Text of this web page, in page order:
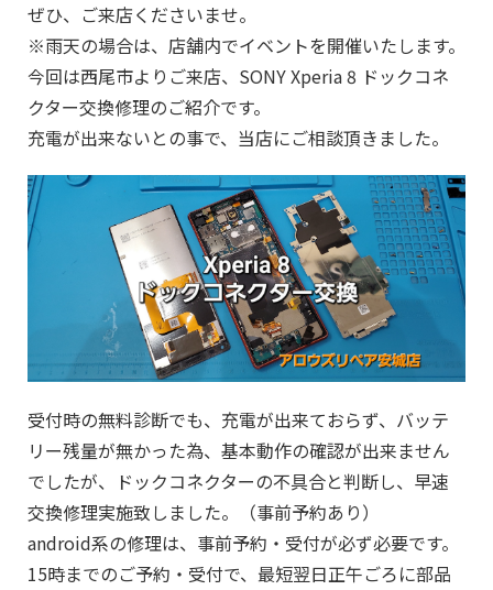
ぜひ、ご来店くださいませ。
※雨天の場合は、店舗内でイベントを開催いたします。
今回は西尾市よりご来店、SONY Xperia 8 ドックコネ
クター交換修理のご紹介です。
充電が出来ないとの事で、当店にご相談頂きました。
受付時の無料診断でも、充電が出来ておらず、バッテ
リー残量が無かった為、基本動作の確認が出来ません
でしたが、ドックコネクターの不具合と判断し、早速
交換修理実施致しました。（事前予約あり）
android系の修理は、事前予約・受付が必ず必要です。
15時までのご予約・受付で、最短翌日正午ごろに部品